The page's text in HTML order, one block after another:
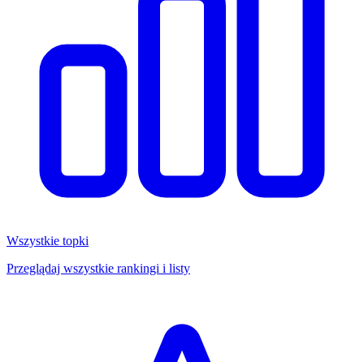
Wszystkie topki
Przeglądaj wszystkie rankingi i listy